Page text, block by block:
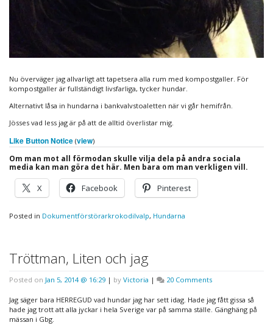
Nu överväger jag allvarligt att tapetsera alla rum med kompostgaller. För
kompostgaller är fullständigt livsfarliga, tycker hundar.
Alternativt låsa in hundarna i bankvalvstoaletten när vi går hemifrån.
Jösses vad less jag är på att de alltid överlistar mig.
Like Button Notice (view)
Om man mot all förmodan skulle vilja dela på andra sociala
media kan man göra det här. Men bara om man verkligen vill.
X Facebook Pinterest
Posted in Dokumentförstörarkrokodilvalp, Hundarna
Tröttman, Liten och jag
Posted on Jan 5, 2014 @ 16:29 | by Victoria | 20 Commentson
Liten
och
Jag säger bara HERREGUD vad hundar jag har sett idag. Hade jag fått gissa så
hade jag trott att alla jyckar i hela Sverige var på samma ställe. Gänghäng på
mässan i Gbg.